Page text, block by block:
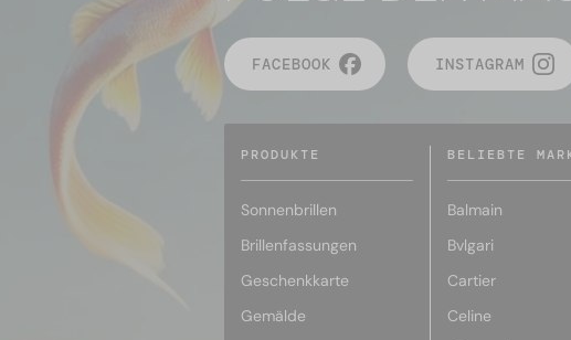
FACEBOOK INSTAGRAM
PRODUKTE
Sonnenbrillen
Brillenfassungen
Geschenkkarte
Gemälde
BELIEBTE
Balmain
Bvlgari
Cartier
Celine